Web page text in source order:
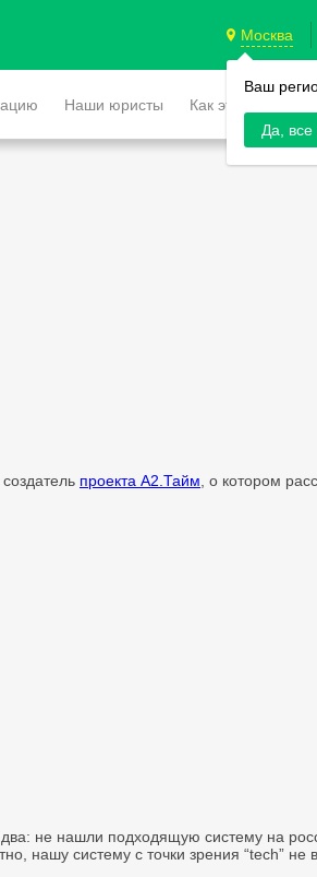
Москва
Ваш
Да, все
Наши юристы Как это работает
проекта А2.Тайм , о котором
не нашли подходящую систему на
нашу систему с точки зрения “tech”